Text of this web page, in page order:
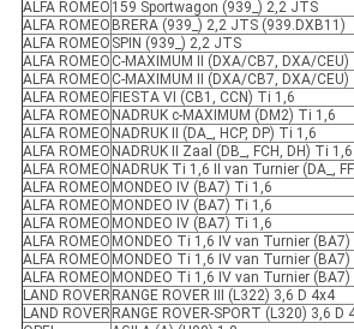
ALFA ROMEO 159 Sportwagon (939_) 2,2 JTS
ALFA ROMEO BRERA (939_) 2,2 JTS (939.DXB11)
ALFA ROMEO SPIN (939_) 2,2 JTS
ALFA ROMEO C-MAXIMUM II (DXA/CB7, DXA/
ALFA ROMEO C-MAXIMUM II (DXA/CB7, DXA/
ALFA ROMEO FIESTA VI (CB1, CCN) Ti 1,6
ALFA ROMEO NADRUK c-MAXIMUM (DM2) Ti 1,6
ALFA ROMEO NADRUK II (DA_, HCP, DP) Ti 1,6
ALFA ROMEO NADRUK II Zaal (DB_, FCH, DH) Ti 1,6
ALFA ROMEO NADRUK Ti 1,6 II van Turnier (DA_,
ALFA ROMEO MONDEO IV (BA7) Ti 1,6
ALFA ROMEO MONDEO IV (BA7) Ti 1,6
ALFA ROMEO MONDEO IV (BA7) Ti 1,6
ALFA ROMEO MONDEO Ti 1,6 IV van Turnier (BA7)
ALFA ROMEO MONDEO Ti 1,6 IV van Turnier (BA7)
ALFA ROMEO MONDEO Ti 1,6 IV van Turnier (BA7)
LAND ROVER RANGE ROVER III (L322) 3,6 D 4x4
LAND ROVER RANGE ROVER-SPORT (L320) 3,6 D